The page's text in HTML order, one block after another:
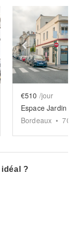
Show next slide
Show
€510 /jour
Bordeaux • 70
?